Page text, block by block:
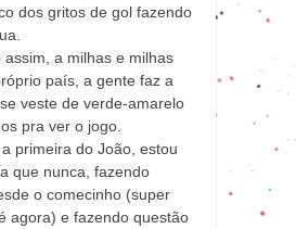
dos gritos de gol fazendo
assim, a milhas e milhas
país, a gente faz a
veste de verde-amarelo
pra ver o jogo.
primeira do João, estou
que nunca, fazendo
o comecinho (super
agora) e fazendo questão